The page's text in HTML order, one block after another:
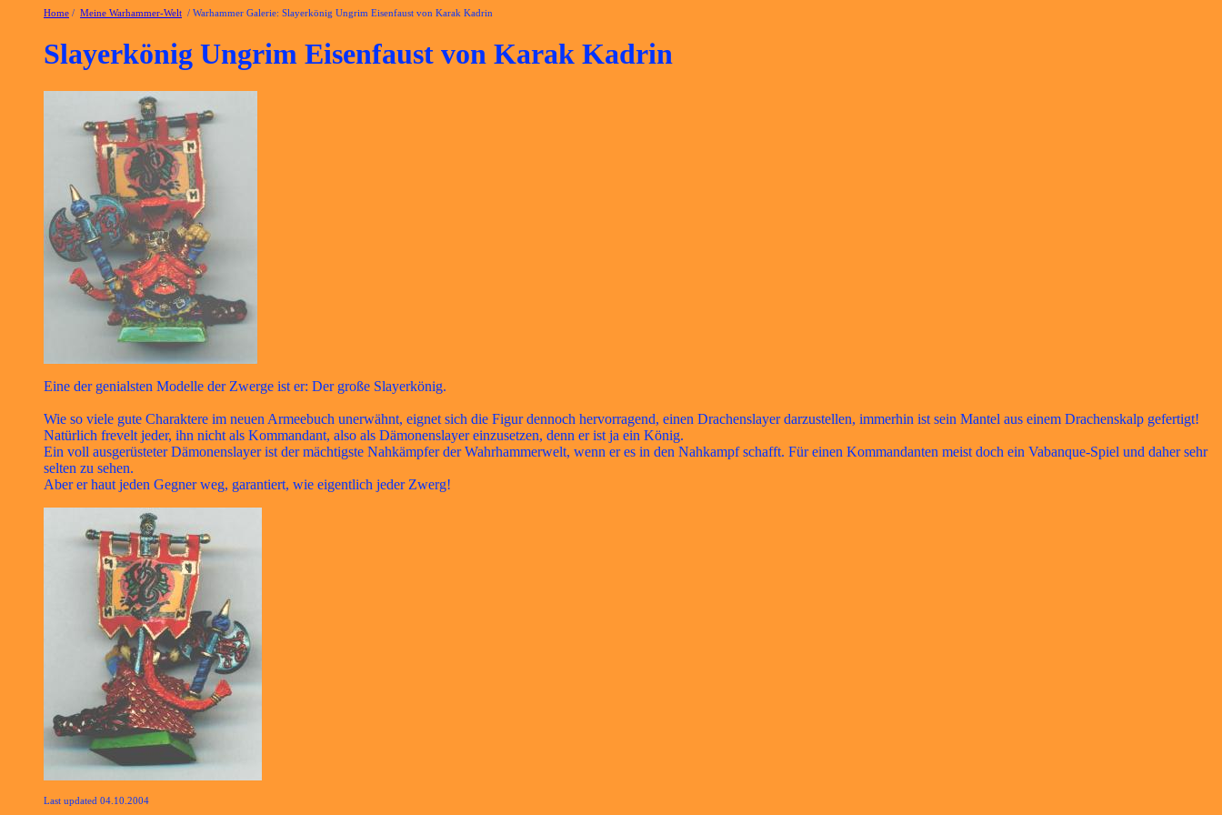
Home / Meine Warhammer-Welt / Warhammer Galerie: Slayerkönig Ungrim Eisenfaust von Karak Kadrin
Slayerkönig Ungrim Eisenfaust von Karak Kadrin
Eine der genialsten Modelle der Zwerge ist er: Der große Slayerkönig.
Wie so viele gute Charaktere im neuen Armeebuch unerwähnt, eignet sich die Figur dennoch hervorragend, einen Drachenslayer darzustellen, immerhin ist sein Mantel aus einem Drachenskalp gefertigt!
Natürlich frevelt jeder, ihn nicht als Kommandant, also als Dämonenslayer einzusetzen, denn er ist ja ein König.
Ein voll ausgerüsteter Dämonenslayer ist der mächtigste Nahkämpfer der Wahrhammerwelt, wenn er es in den Nahkampf schafft. Für einen Kommandanten meist doch ein Vabanque-Spiel und daher sehr
selten zu sehen.
Aber er haut jeden Gegner weg, garantiert, wie eigentlich jeder Zwerg!
Last updated 04.10.2004